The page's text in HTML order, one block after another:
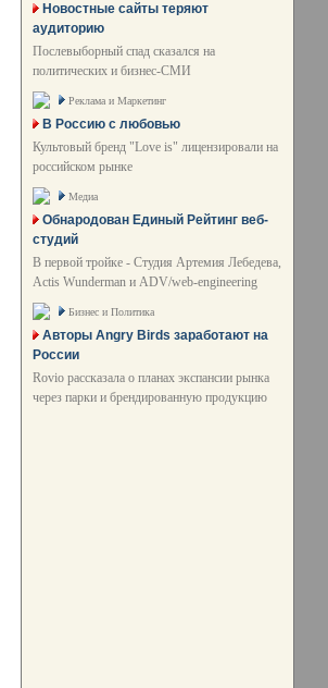
Новостные сайты теряют
аудиторию
Послевыборный спад сказался на
политических и бизнес-СМИ
Реклама и Маркетинг
В Россию с любовью
Культовый бренд "Love is" лицензировали на
российском рынке
Медиа
Обнародован Единый Рейтинг веб-
студий
В первой тройке - Студия Артемия Лебедева,
Actis Wunderman и ADV/web-engineering
Бизнес и Политика
Авторы Angry Birds заработают на
России
Rovio рассказала о планах экспансии рынка
через парки и брендированную продукцию